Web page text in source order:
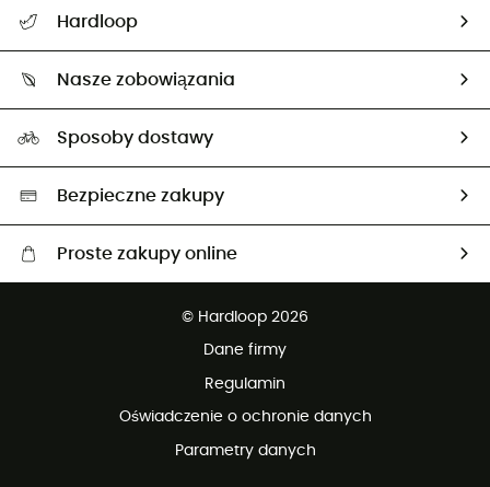
Śledzenie przesyłki
Zwrot artykułów i zwrot środków
Hardloop
Ambasadorzy
Nasze zobowiązania
Neutralność węglowa
Wybrane produkty eko
Sposoby dostawy
Bezpieczne zakupy
Proste zakupy online
100 dni na bezpłatny zwrot
© Hardloop 2026
Dane firmy
Regulamin
Oświadczenie o ochronie danych
Parametry danych